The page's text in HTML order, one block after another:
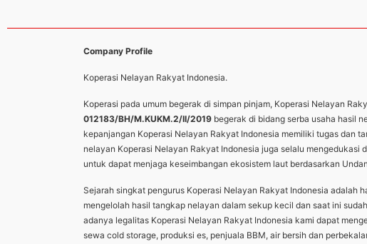
Company Profile
Koperasi Nelayan Rakyat Indonesia.
Koperasi pada umum begerak di simpan pinjam, Koperasi Nelayan
012183/BH/M.KUKM.2/II/2019 begerak di bidang serba usaha hasil
kepanjangan Koperasi Nelayan Rakyat Indonesia memiliki tugas dan
nelayan Koperasi Nelayan Rakyat Indonesia juga selalu
untuk dapat menjaga keseimbangan ekosistem laut berdasarkan
Sejarah singkat pengurus Koperasi Nelayan Rakyat Indonesia adalah
mengelolah hasil tangkap nelayan dalam sekup kecil dan saat ini
adanya legalitas Koperasi Nelayan Rakyat Indonesia kami dapat
sewa cold storage, produksi es, penjuala BBM, air bersih dan